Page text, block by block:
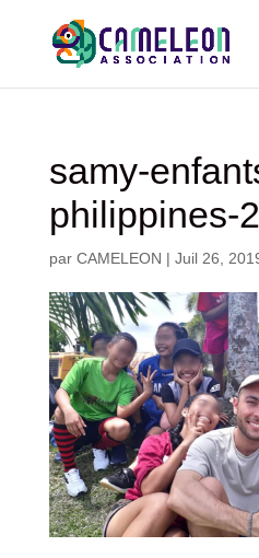
samy-
philippines-
par CAMELEON | Juil 26,